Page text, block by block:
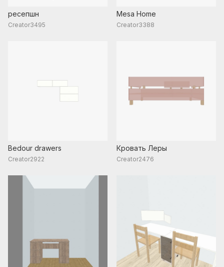
ресепшн
Creator3495
Mesa Home
Creator3388
Bedour drawers
Creator2922
Кровать Леры
Creator2476